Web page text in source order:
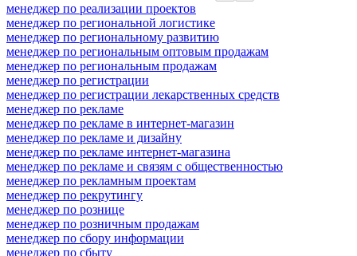
менеджер по реализации проектов
менеджер по региональной логистике
менеджер по региональному развитию
менеджер по региональным оптовым продажам
менеджер по региональным продажам
менеджер по регистрации
менеджер по регистрации лекарственных средств
менеджер по рекламе
менеджер по рекламе в интернет-магазин
менеджер по рекламе и дизайну
менеджер по рекламе интернет-магазина
менеджер по рекламе и связям с общественностью
менеджер по рекламным проектам
менеджер по рекрутингу
менеджер по рознице
менеджер по розничным продажам
менеджер по сбору информации
менеджер по сбыту